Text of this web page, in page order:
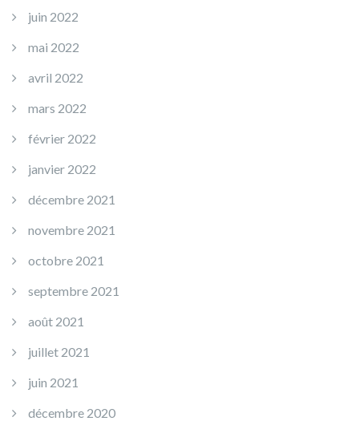
juin 2022
mai 2022
avril 2022
mars 2022
février 2022
janvier 2022
décembre 2021
novembre 2021
octobre 2021
septembre 2021
août 2021
juillet 2021
juin 2021
décembre 2020